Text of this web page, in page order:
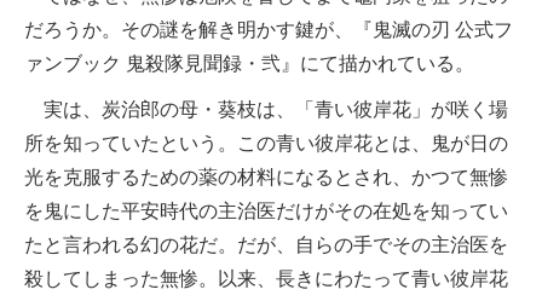
だろうか。その謎を解き明かす鍵が、『鬼滅の刃 公式フ
ァンブック 鬼殺隊見聞録・弐』にて描かれている。
実は、炭治郎の母・葵枝は、「青い彼岸花」が咲く場
所を知っていたという。この青い彼岸花とは、鬼が日の
光を克服するための薬の材料になるとされ、かつて無惨
を鬼にした平安時代の主治医だけがその在処を知ってい
たと言われる幻の花だ。だが、自らの手でその主治医を
殺してしまった無惨。以来、長きにわたって青い彼岸花